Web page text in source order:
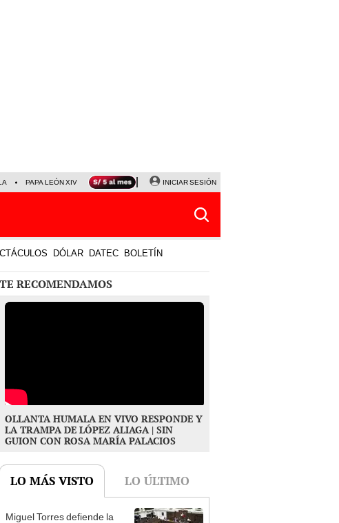
PAPA LEÓN XIV NALDY SALDAÑA LA BELLA LUZ
INICIAR SESIÓN
DÓLAR DATEC BOLETÍN
TE RECOMENDAMOS
OLLANTA HUMALA EN VIVO RESPONDE Y
LA TRAMPA DE LÓPEZ ALIAGA | SIN
GUION CON ROSA MARÍA PALACIOS
LO MÁS VISTO LO ÚLTIMO
Miguel Torres defiende la